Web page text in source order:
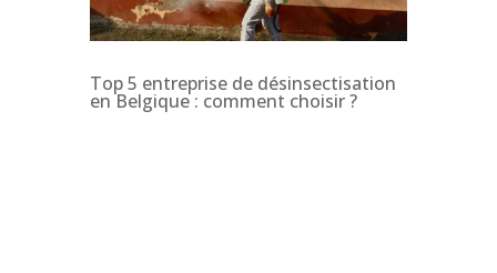
Top 5 entreprise de désinsectisation
en Belgique : comment choisir ?